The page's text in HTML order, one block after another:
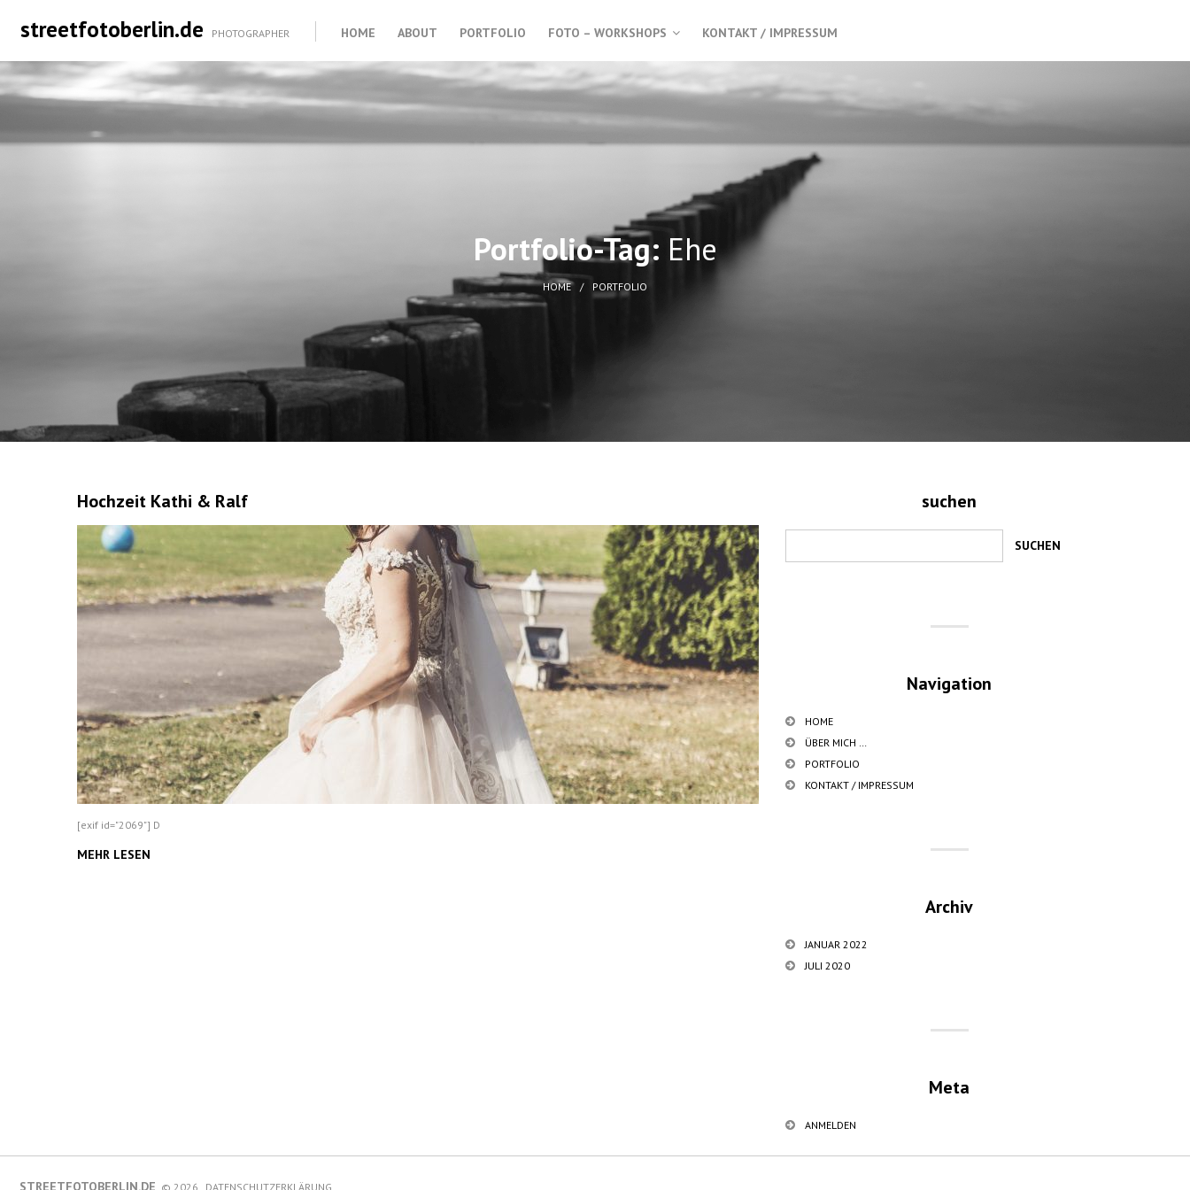
streetfotoberlin.de PHOTOGRAPHER HOME ABOUT PORTFOLIO FOTO – WORKSHOPS KONTAKT / IMPRESSUM
Portfolio-Tag: Ehe
HOME PORTFOLIO
Hochzeit Kathi & Ralf
[exif id="2069"] D
MEHR LESEN
suchen
Navigation
HOME
ÜBER MICH …
PORTFOLIO
KONTAKT / IMPRESSUM
Archiv
JANUAR 2022
JULI 2020
Meta
ANMELDEN
STREETFOTOBERLIN.DE © 2026. DATENSCHUTZERKLÄRUNG